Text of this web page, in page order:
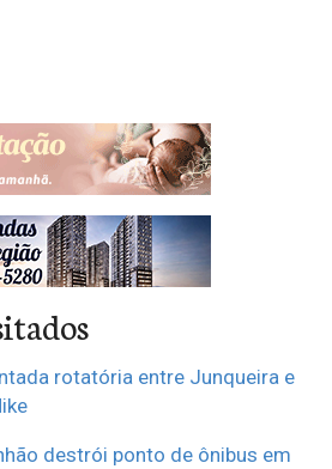
rotatória entre Junqueira e
destrói ponto de ônibus em